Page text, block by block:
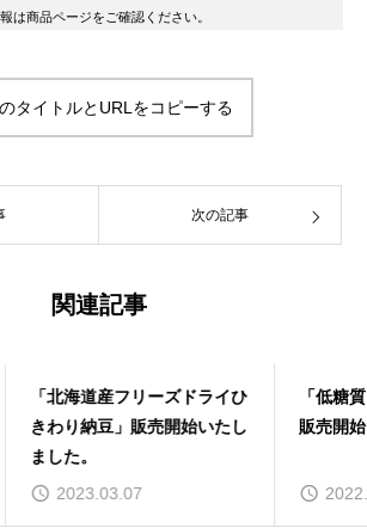
は商品ページをご確認ください。
タイトルとURLをコピーする
次の記事
関連記事
ドライひ
始いたし
「低糖質キャラメルソース」
販売開始いたしました。